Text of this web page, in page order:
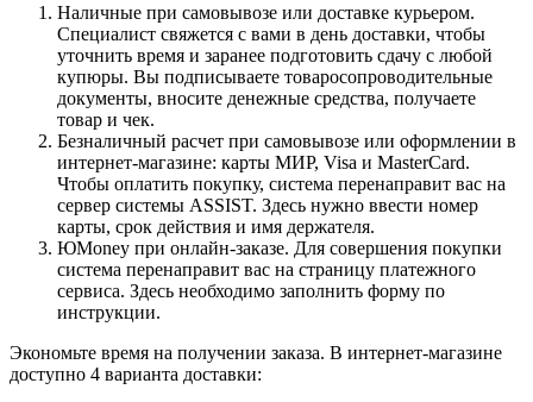
Наличные при самовывозе или доставке курьером.
Специалист свяжется с вами в день доставки, чтобы
уточнить время и заранее подготовить сдачу с любой
купюры. Вы подписываете товаросопроводительные
документы, вносите денежные средства, получаете
товар и чек.
Безналичный расчет при самовывозе или оформлении в
интернет-магазине: карты МИР, Visa и MasterCard.
Чтобы оплатить покупку, система перенаправит вас на
сервер системы ASSIST. Здесь нужно ввести номер
карты, срок действия и имя держателя.
ЮMoney при онлайн-заказе. Для совершения покупки
система перенаправит вас на страницу платежного
сервиса. Здесь необходимо заполнить форму по
инструкции.
Экономьте время на получении заказа. В интернет-магазине
доступно 4 варианта доставки: